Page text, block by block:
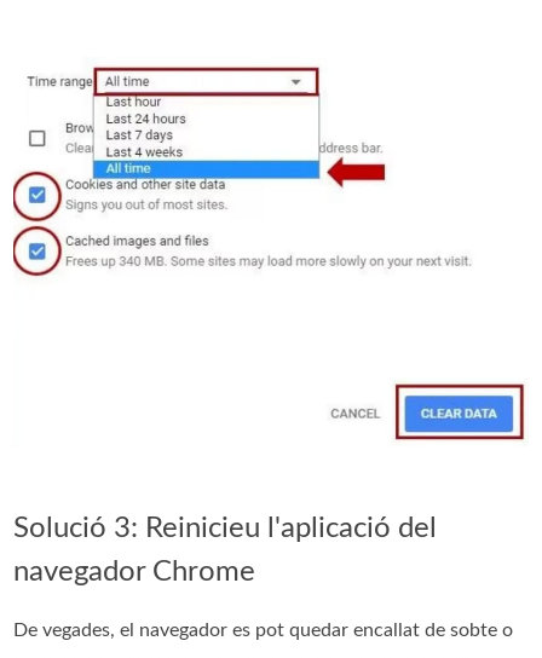
Solució 3: Reinicieu l'aplicació del
navegador Chrome
De vegades, el navegador es pot quedar encallat de sobte o